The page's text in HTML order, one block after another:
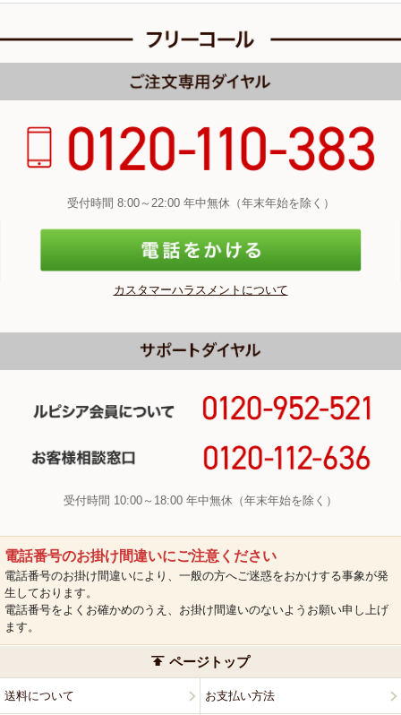
受付時間 8:00～22:00 年中無休（年末年始を除く）
カスタマーハラスメントについて
受付時間 10:00～18:00 年中無休（年末年始を除く）
電話番号のお掛け間違いにご注意ください
電話番号のお掛け間違いにより、一般の方へご迷惑をおかけする事象が発
生しております。
電話番号をよくお確かめのうえ、お掛け間違いのないようお願い申し上げ
ます。
ページトップ
送料について お支払い方法